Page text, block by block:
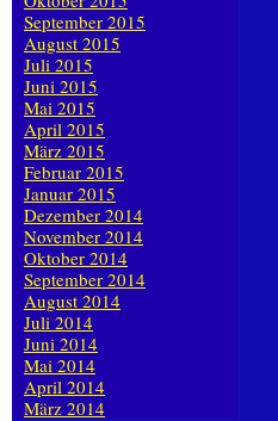
September 2015
August 2015
Juli 2015
Juni 2015
Mai 2015
April 2015
März 2015
Februar 2015
Januar 2015
Dezember 2014
November 2014
Oktober 2014
September 2014
August 2014
Juli 2014
Juni 2014
Mai 2014
April 2014
März 2014